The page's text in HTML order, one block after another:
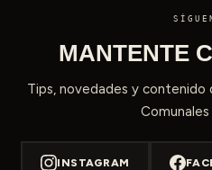
MANTENTE
Tips, novedades y
INSTAGRAM